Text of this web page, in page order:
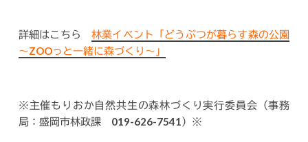
詳細はこちら林業イベント「どうぶつが暮らす森の公園
～ZOOっと一緒に森づくり～」
※主催もりおか自然共生の森林づくり実行委員会（事務
局：盛岡市林政課 019-626-7541）※